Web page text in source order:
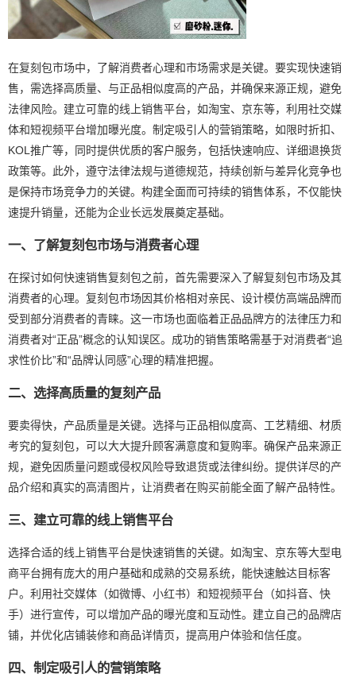
在复刻包市场中，了解消费者心理和市场需求是关键。要实现快速销
售，需选择高质量、与正品相似度高的产品，并确保来源正规，避免
法律风险。建立可靠的线上销售平台，如淘宝、京东等，利用社交媒
体和短视频平台增加曝光度。制定吸引人的营销策略，如限时折扣、
KOL推广等，同时提供优质的客户服务，包括快速响应、详细退换货
政策等。此外，遵守法律法规与道德规范，持续创新与差异化竞争也
是保持市场竞争力的关键。构建全面而可持续的销售体系，不仅能快
速提升销量，还能为企业长远发展奠定基础。
一、了解复刻包市场与消费者心理
在探讨如何快速销售复刻包之前，首先需要深入了解复刻包市场及其
消费者的心理。复刻包市场因其价格相对亲民、设计模仿高端品牌而
受到部分消费者的青睐。这一市场也面临着正品品牌方的法律压力和
消费者对“正品”概念的认知误区。成功的销售策略需基于对消费者“追
求性价比”和“品牌认同感”心理的精准把握。
二、选择高质量的复刻产品
要卖得快，产品质量是关键。选择与正品相似度高、工艺精细、材质
考究的复刻包，可以大大提升顾客满意度和复购率。确保产品来源正
规，避免因质量问题或侵权风险导致退货或法律纠纷。提供详尽的产
品介绍和真实的高清图片，让消费者在购买前能全面了解产品特性。
三、建立可靠的线上销售平台
选择合适的线上销售平台是快速销售的关键。如淘宝、京东等大型电
商平台拥有庞大的用户基础和成熟的交易系统，能快速触达目标客
户。利用社交媒体（如微博、小红书）和短视频平台（如抖音、快
手）进行宣传，可以增加产品的曝光度和互动性。建立自己的品牌店
铺，并优化店铺装修和商品详情页，提高用户体验和信任度。
四、制定吸引人的营销策略